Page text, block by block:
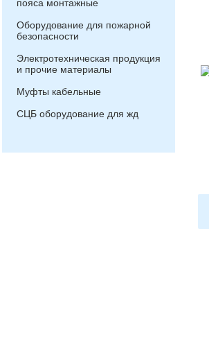
пояса монтажные
Оборудование для пожарной
безопасности
Электротехническая продукция
и прочие материалы
Муфты кабельные
СЦБ оборудование для жд